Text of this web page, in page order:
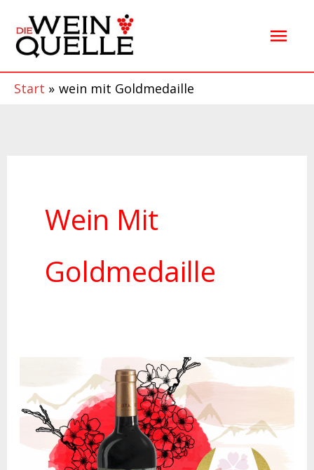
Inhalt
springen
Start wein mit Goldmedaille
Wein Mit
Goldmedaille
Goldmedaille
„Sakura“-
Wettbewerb